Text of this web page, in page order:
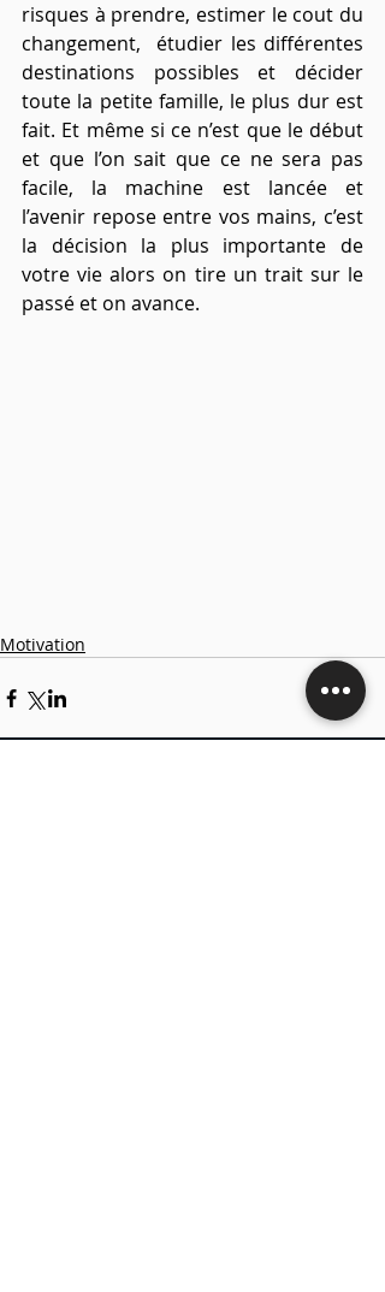
risques à prendre, estimer le cout du
changement,  étudier les différentes
destinations possibles et décider
toute la petite famille, le plus dur est
fait. Et même si ce n’est que le début
et que l’on sait que ce ne sera pas
facile, la machine est lancée et
l’avenir repose entre vos mains, c’est
la décision la plus importante de
votre vie alors on tire un trait sur le
passé et on avance.
Motivation